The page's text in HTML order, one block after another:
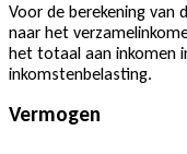
Voor de berekening van
naar het
het totaal aan inkomen
inkomstenbelasting.
Vermogen